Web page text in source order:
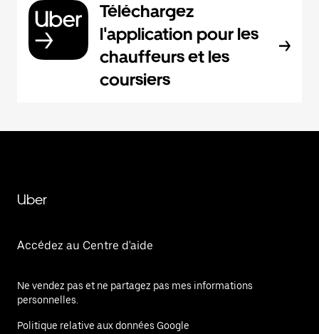
Téléchargez
l'application pour les
chauffeurs et les
coursiers
Uber
Accédez au Centre d'aide
Ne vendez pas et ne partagez pas mes informations
personnelles.
Politique relative aux données Google